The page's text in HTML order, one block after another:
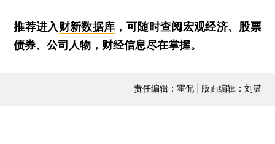
推荐进入财新数据库 ，可随时查阅宏观经济、股票
债券、公司人物，财经信息尽在掌握。
责任编辑：霍侃 | 版面编辑：刘潇